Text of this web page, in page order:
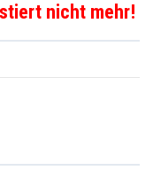
nicht mehr!